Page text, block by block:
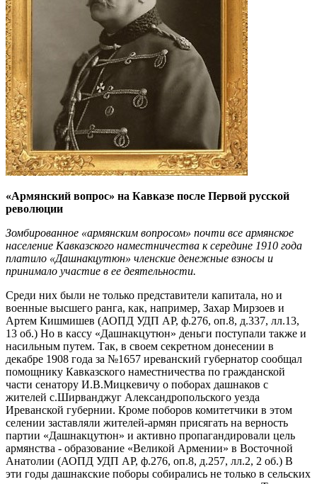
«Армянский вопрос» на Кавказе после Первой русской
революции
Зомбированное «армянским вопросом» почти все армянское
население Кавказского наместничества к середине 1910 года
платило «Дашнакцутюн» членские денежные взносы и
принимало участие в ее деятельности.
Среди них были не только представители капитала, но и
военные высшего ранга, как, например, Захар Мирзоев и
Артем Кишмишев (АОПД УДП АР, ф.276, оп.8, д.337, лл.13,
13 об.) Но в кассу «Дашнакцутюн» деньги поступали также и
насильным путем. Так, в своем секретном донесении в
декабре 1908 года за №1657 иреванский губернатор сообщал
помощнику Кавказского наместничества по гражданской
части сенатору И.В.Мицкевичу о поборах дашнаков с
жителей с.Ширванджуг Александропольского уезда
Иреванской губернии. Кроме поборов комитетчики в этом
селении заставляли жителей-армян присягать на верность
партии «Дашнакцутюн» и активно пропагандировали цель
армянства - образование «Великой Армении» в Восточной
Анатолии (АОПД УДП АР, ф.276, оп.8, д.257, лл.2, 2 об.) В
эти годы дашнакские поборы собирались не только в сельских